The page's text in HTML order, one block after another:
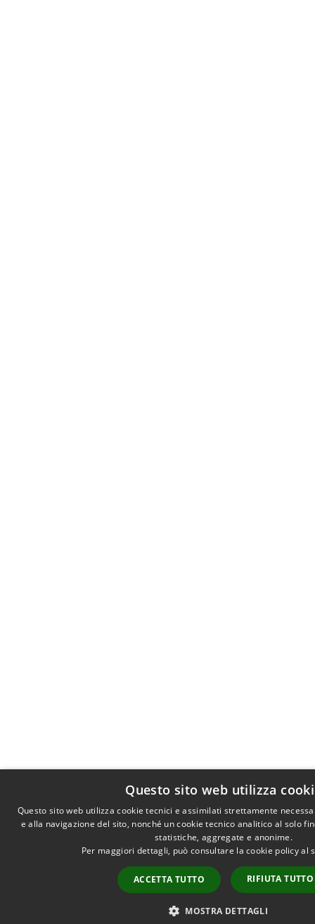
Questo sito web utilizza
Questo sito web utilizza cookie tecnici e assimilati strettamente
e alla navigazione del sito, nonché un cookie tecnico analitico al solo
statistiche, aggregate e anonime.
Per maggiori dettagli, può consultare la cookie policy al
ACCETTA TUTTO RIFIUTA TUTTO
MOSTRA DETTAGLI